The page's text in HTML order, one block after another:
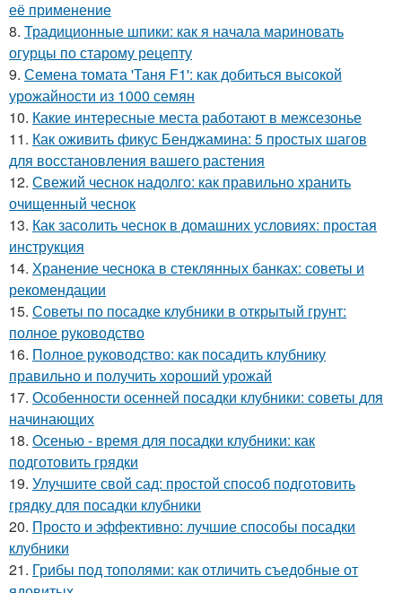
её применение
8. Традиционные шпики: как я начала мариновать
огурцы по старому рецепту
9. Семена томата 'Таня F1': как добиться высокой
урожайности из 1000 семян
10. Какие интересные места работают в межсезонье
11. Как оживить фикус Бенджамина: 5 простых шагов
для восстановления вашего растения
12. Свежий чеснок надолго: как правильно хранить
очищенный чеснок
13. Как засолить чеснок в домашних условиях: простая
инструкция
14. Хранение чеснока в стеклянных банках: советы и
рекомендации
15. Советы по посадке клубники в открытый грунт:
полное руководство
16. Полное руководство: как посадить клубнику
правильно и получить хороший урожай
17. Особенности осенней посадки клубники: советы для
начинающих
18. Осенью - время для посадки клубники: как
подготовить грядки
19. Улучшите свой сад: простой способ подготовить
грядку для посадки клубники
20. Просто и эффективно: лучшие способы посадки
клубники
21. Грибы под тополями: как отличить съедобные от